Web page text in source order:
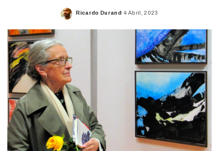
Posted
Ricardo Durand 4 Abril, 2023